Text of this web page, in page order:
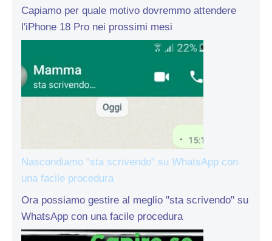
Capiamo per quale motivo dovremmo attendere
l'iPhone 18 Pro nei prossimi mesi
Nascondiamo “sta scrivendo” su WhatsApp con
una facile procedura
Ora possiamo gestire al meglio "sta scrivendo" su
WhatsApp con una facile procedura